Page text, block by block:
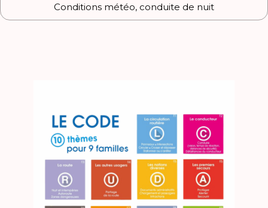
Conditions météo, conduite de nuit